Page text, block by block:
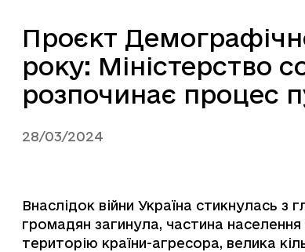
Проєкт
року: Міністерство
розпочинає процес
28/03/2024
Внаслідок війни Україна стикнулась
громадян загинула, частина
територію країни-агресора, велика